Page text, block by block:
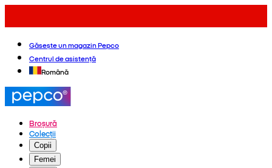
Găsește un magazin Pepco
Centrul de asistență
Română
Broșură
Colecții
Copii
Femei